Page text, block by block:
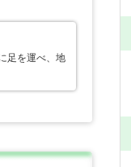
足を運べ、地